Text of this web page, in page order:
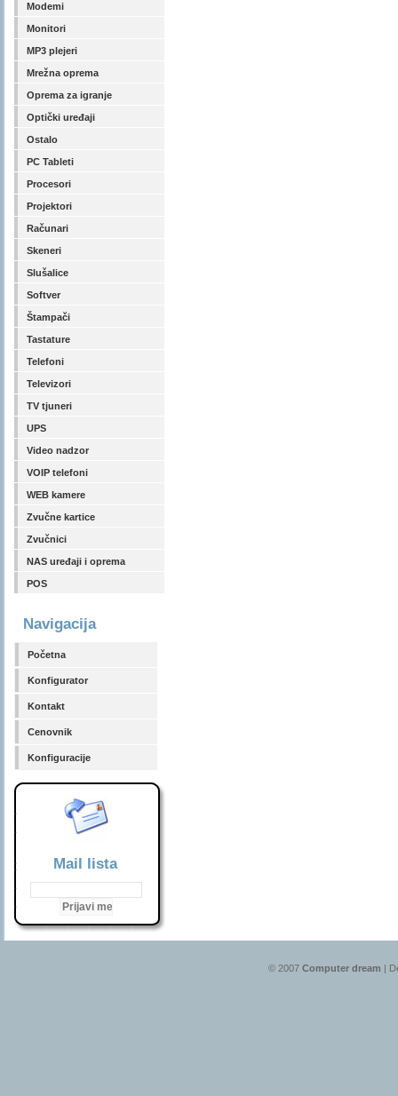
Modemi
Monitori
MP3 plejeri
Mrežna oprema
Oprema za igranje
Optički uređaji
Ostalo
PC Tableti
Procesori
Projektori
Računari
Skeneri
Slušalice
Softver
Štampači
Tastature
Telefoni
Televizori
TV tjuneri
UPS
Video nadzor
VOIP telefoni
WEB kamere
Zvučne kartice
Zvučnici
NAS uređaji i oprema
POS
Navigacija
Početna
Konfigurator
Kontakt
Cenovnik
Konfiguracije
Mail lista
© 2007 Computer dream |